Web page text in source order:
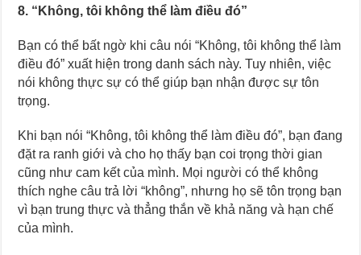
8. “Không, tôi không thể làm điều đó”
Bạn có thể bất ngờ khi câu nói “Không, tôi không thể làm
điều đó” xuất hiện trong danh sách này. Tuy nhiên, việc
nói không thực sự có thể giúp bạn nhận được sự tôn
trọng.
Khi bạn nói “Không, tôi không thể làm điều đó”, bạn đang
đặt ra ranh giới và cho họ thấy bạn coi trọng thời gian
cũng như cam kết của mình. Mọi người có thể không
thích nghe câu trả lời “không”, nhưng họ sẽ tôn trọng bạn
vì bạn trung thực và thẳng thắn về khả năng và hạn chế
của mình.